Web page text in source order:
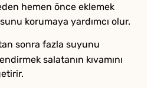
hemen önce eklemek
korumaya yardımcı olur.
sonra fazla suyunu
salatanın kıvamını